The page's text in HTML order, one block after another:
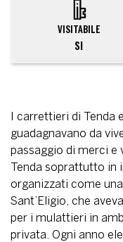
VISITABILE
SI
I carrettieri di Tenda
guadagnavano da
passaggio di merci
Tenda soprattutto in
organizzati come
Sant’Eligio, che
per i mulattieri in
privata. Ogni anno